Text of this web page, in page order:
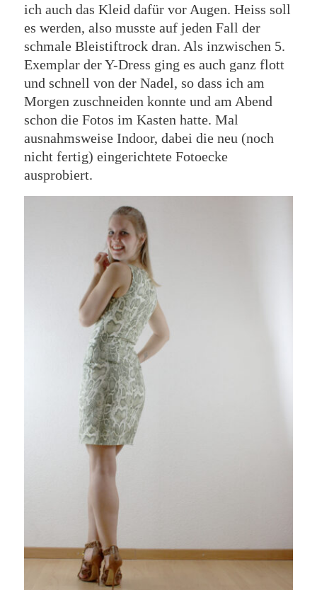
ich auch das Kleid dafür vor Augen. Heiss soll
es werden, also musste auf jeden Fall der
schmale Bleistiftrock dran. Als inzwischen 5.
Exemplar der Y-Dress ging es auch ganz flott
und schnell von der Nadel, so dass ich am
Morgen zuschneiden konnte und am Abend
schon die Fotos im Kasten hatte. Mal
ausnahmsweise Indoor, dabei die neu (noch
nicht fertig) eingerichtete Fotoecke
ausprobiert.